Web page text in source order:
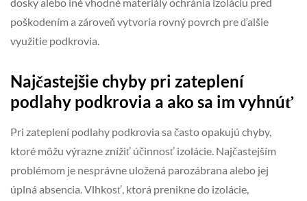
poškodením a zároveň vytvoria rovný povrch pre ďalšie
využitie podkrovia.
Najčastejšie chyby pri zateplení
podlahy podkrovia a ako sa im vyhnúť
Pri zateplení podlahy podkrovia sa často opakujú chyby,
ktoré môžu výrazne znížiť účinnosť izolácie. Najčastejším
problémom je nesprávne uložená parozábrana alebo jej
úplná absencia. Vlhkosť, ktorá prenikne do izolácie,